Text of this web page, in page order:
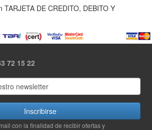
DE CREDITO, DEBITO Y
72 15 22
Inscribirse
con la finalidad de recibir ofertas y